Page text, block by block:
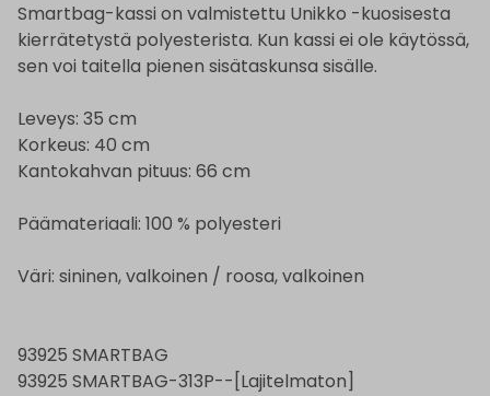
Smartbag-kassi on valmistettu Unikko -kuosisesta
kierrätetystä polyesterista. Kun kassi ei ole käytössä,
sen voi taitella pienen sisätaskunsa sisälle.
Leveys: 35 cm
Korkeus: 40 cm
Kantokahvan pituus: 66 cm
Päämateriaali: 100 % polyesteri
Väri: sininen, valkoinen / roosa, valkoinen
93925 SMARTBAG
93925 SMARTBAG-313P--[Lajitelmaton]